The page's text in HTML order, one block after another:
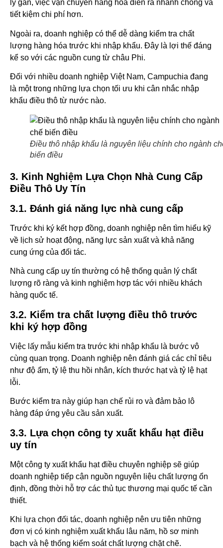
lý gần, việc vận chuyển hàng hóa diễn ra nhanh chóng và
tiết kiệm chi phí hơn.
Ngoài ra, doanh nghiệp có thể dễ dàng kiểm tra chất
lượng hàng hóa trước khi nhập khẩu. Đây là lợi thế đáng
kể so với các nguồn cung từ châu Phi.
Đối với nhiều doanh nghiệp Việt Nam, Campuchia đang
là một trong những lựa chọn tối ưu khi cân nhắc nhập
khẩu điều thô từ nước nào.
Điều thô nhập khẩu là nguyên liệu chính cho ngành
biến điều
3. Kinh Nghiệm Lựa Chọn Nhà Cung Cấp
Điều Thô Uy Tín
3.1. Đánh giá năng lực nhà cung cấp
Trước khi ký kết hợp đồng, doanh nghiệp nên tìm hiểu kỹ
về lịch sử hoạt động, năng lực sản xuất và khả năng
cung ứng của đối tác.
Nhà cung cấp uy tín thường có hệ thống quản lý chất
lượng rõ ràng và kinh nghiệm hợp tác với nhiều khách
hàng quốc tế.
3.2. Kiểm tra chất lượng điều thô trước
khi ký hợp đồng
Việc lấy mẫu kiểm tra trước khi nhập khẩu là bước vô
cùng quan trọng. Doanh nghiệp nên đánh giá các chỉ tiêu
như độ ẩm, tỷ lệ thu hồi nhân, kích thước hạt và tỷ lệ hạt
lỗi.
Bước kiểm tra này giúp hạn chế rủi ro và đảm bảo lô
hàng đáp ứng yêu cầu sản xuất.
3.3. Lựa chọn công ty xuất khẩu hạt điều
uy tín
Một công ty xuất khẩu hạt điều chuyên nghiệp sẽ giúp
doanh nghiệp tiếp cận nguồn nguyên liệu chất lượng ổn
định, đồng thời hỗ trợ các thủ tục thương mại quốc tế cần
thiết.
Khi lựa chọn đối tác, doanh nghiệp nên ưu tiên những
đơn vị có kinh nghiệm xuất khẩu lâu năm, hồ sơ minh
bạch và hệ thống kiểm soát chất lượng chặt chẽ.